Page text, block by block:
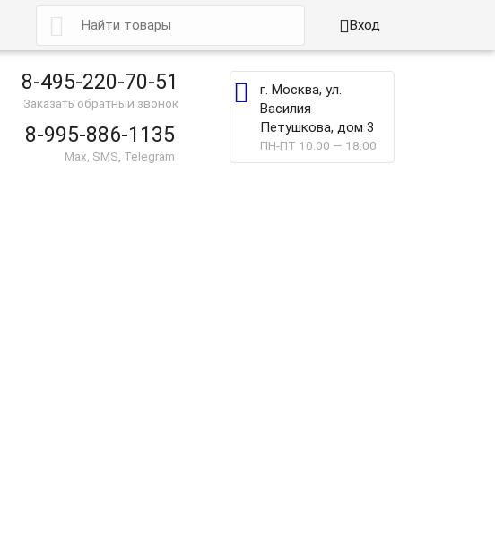
 Вход
8-495-220-70-51
Заказать обратный звонок
8-995-886-1135
Max, SMS, Telegram

г. Москва, ул.
Василия
Петушкова, дом 3
ПН-ПТ 10:00 — 18:00